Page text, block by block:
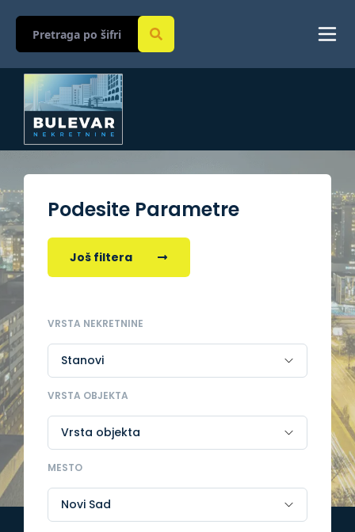
Podesite Parametre
Još filtera
VRSTA NEKRETNINE
VRSTA OBJEKTA
MESTO